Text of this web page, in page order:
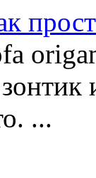
...